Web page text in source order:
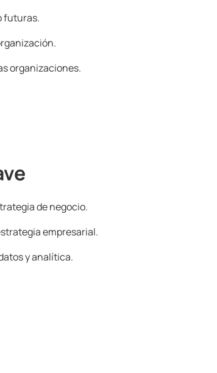
futuras.
organizaciones.
de negocio.
empresarial.
y analítica.